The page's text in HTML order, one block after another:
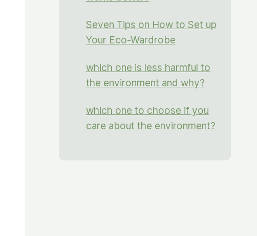
Seven Tips on How to Set up
Your Eco-Wardrobe
which one is less harmful to
the environment and why?
which one to choose if you
care about the environment?